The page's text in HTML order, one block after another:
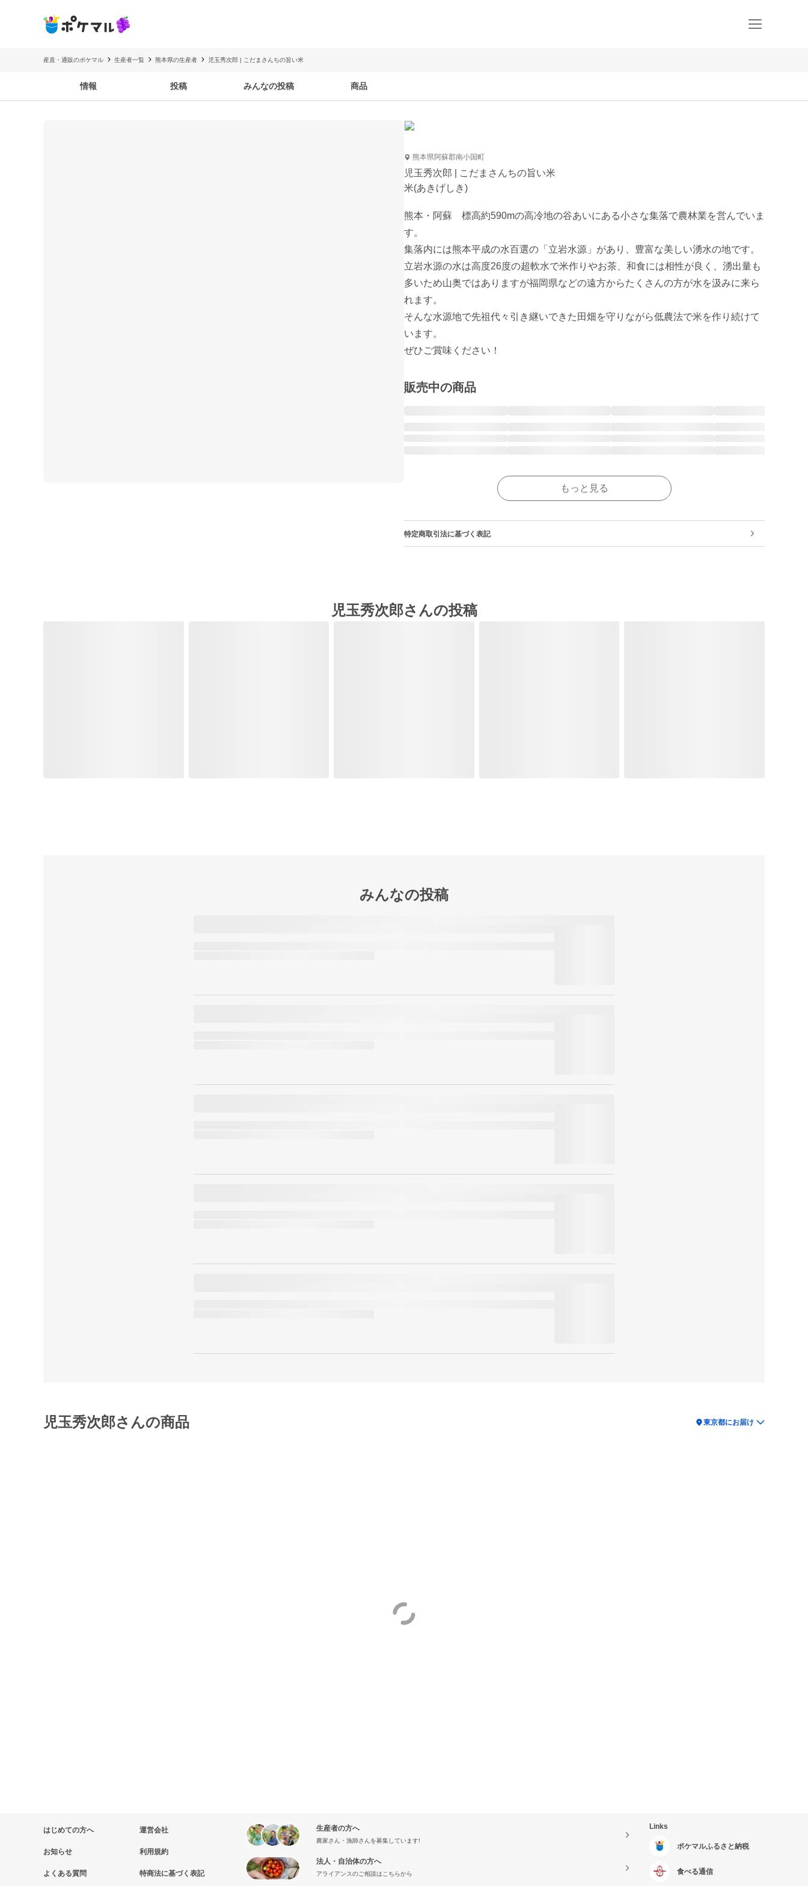
産直・通販のポケマル 生産者一覧 熊本県の生産者 児玉秀次郎 | こだまさんちの旨い米
情報 投稿 みんなの投稿 商品
熊本県阿蘇郡南小国町
児玉秀次郎 | こだまさんちの旨い米
米(あきげしき)
熊本・阿蘇　標高約590mの高冷地の谷あいにある小さな集落で農林業を営んでいま
す。
集落内には熊本平成の水百選の「立岩水源」があり、豊富な美しい湧水の地です。
立岩水源の水は高度26度の超軟水で米作りやお茶、和食には相性が良く、湧出量も
多いため山奥ではありますが福岡県などの遠方からたくさんの方が水を汲みに来ら
れます。
そんな水源地で先祖代々引き継いできた田畑を守りながら低農法で米を作り続けて
います。
ぜひご賞味ください！
販売中の商品
もっと見る
特定商取引法に基づく表記
児玉秀次郎さんの投稿
みんなの投稿
児玉秀次郎さんの商品 location_on東京都にお届け
はじめての方へ
お知らせ
よくある質問
運営会社
利用規約
特商法に基づく表記
生産者の方へ
農家さん・漁師さんを募集しています!
法人・自治体の方へ
アライアンスのご相談はこちらから
Links
ポケマルふるさと納税
食べる通信